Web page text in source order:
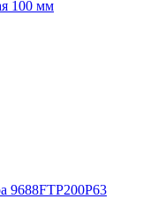
100 мм